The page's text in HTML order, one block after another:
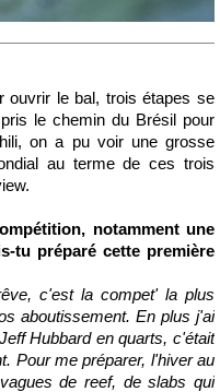
ouvrir le bal, trois étapes se
le chemin du Brésil pour
on a pu voir une grosse
au terme de ces trois
notamment une
tu préparé cette première
c'est la compet' la plus
aboutissement. En plus j'ai
Hubbard en quarts, c'était
Pour me préparer, l'hiver au
de reef, de slabs qui